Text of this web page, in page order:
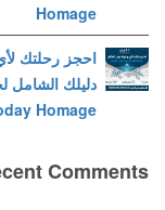
Homage
احجز رحلتك
Homage
Comments